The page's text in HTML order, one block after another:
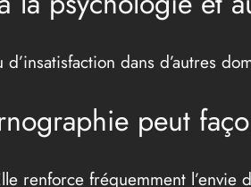
dans d’autres
peut
renforce fréquemment